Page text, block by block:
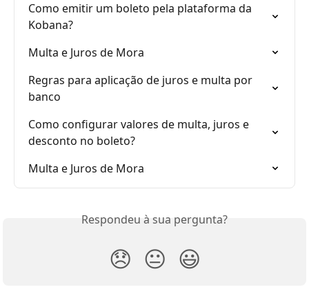
Como emitir um boleto pela plataforma da
Kobana?
Multa e Juros de Mora
Regras para aplicação de juros e multa por
banco
Como configurar valores de multa, juros e
desconto no boleto?
Multa e Juros de Mora
Respondeu à sua pergunta?
😞 😐 😃